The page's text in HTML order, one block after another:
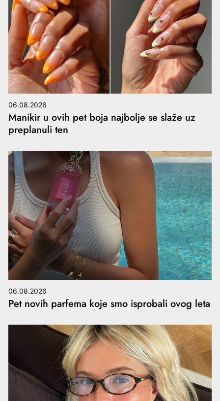
06.08.2026
Manikir u ovih pet boja najbolje se slaže uz
preplanuli ten
06.08.2026
Pet novih parfema koje smo isprobali ovog leta